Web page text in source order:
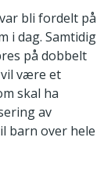
bli fordelt på
i dag. Samtidig
på dobbelt
være et
skal ha
av
barn over hele